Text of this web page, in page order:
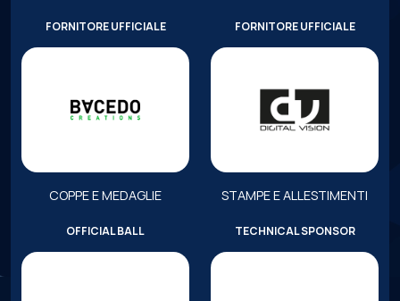
FORNITORE UFFICIALE
COPPE E MEDAGLIE
FORNITORE UFFICIALE
STAMPE E ALLESTIMENTI
OFFICIAL BALL TECHNICAL SPONSOR